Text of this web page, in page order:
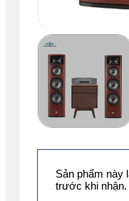
Sản phẩm này
trước khi nhận.